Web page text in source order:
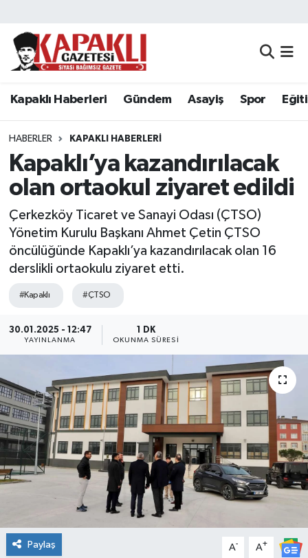
Kapaklı Haberleri Gündem Asayiş Spor
HABERLER KAPAKLI HABERLERI
Kapaklı’ya kazandırılacak
olan ortaokul ziyaret edildi
Çerkezköy Ticaret ve Sanayi Odası (ÇTSO)
Yönetim Kurulu Başkanı Ahmet Çetin ÇTSO
öncülüğünde Kapaklı’ya kazandırılacak olan 16
derslikli ortaokulu ziyaret etti.
#Kapaklı #ÇTSO
30.01.2025 - 12:47
YAYINLANMA
1 DK
OKUNMA SÜRESI
Paylaş A- A+
Kapaklı Haberleri
Asayiş
Spor
Eğitim
Siyaset
Resmi Reklamlar
Tekirdağ
Ekonomi
Teknoloji
Yaşam
Tekirdağ Nöbetçi Eczaneler
Tekirdağ Namaz Vakitleri
Tekirdağ Trafik Yoğunluk Haritası
Süper Lig Puan Durumu ve Fikstür
Tüm Manşetler
Son Dakika Haberleri
Haber Arşivi